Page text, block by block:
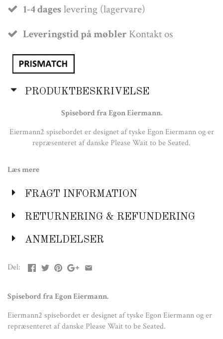
1-4 dageslevering (lagervare)
Leveringstid på møbler Kontakt os
PRODUKTBESKRIVELSE
Spisebord fra Egon Eiermann.
Eiermann2 spisebordet er designet af tyske Egon Eiermann og er
repræsenteret af danske Please Wait to be Seated.
stue. Spisebordet er i dag blevet et ikonisk værk og står på
et bordet som er både stabilt og funktionelt samtidig med, at det
hæves og sænkes efter behov.
Bordpladen sælges separat og ligger løst ovenpå stellet. Du har
Farver:
Hvid
Læs mere
FRAGT INFORMATION
RETURNERING & REFUNDERING
ANMELDELSER
Del:
Spisebord fra Egon Eiermann.
Eiermann2 spisebordet er designet af tyske Egon Eiermann og er
repræsenteret af danske Please Wait to be Seated.